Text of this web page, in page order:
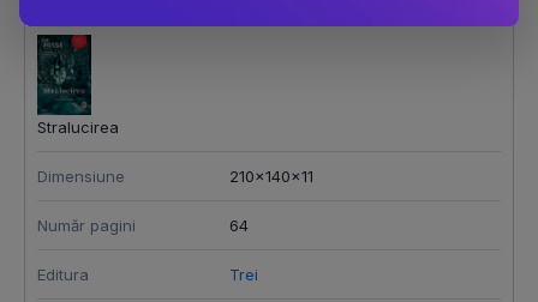
Stralucirea
Dimensiune 210x140x11
Număr pagini 64
Editura Trei